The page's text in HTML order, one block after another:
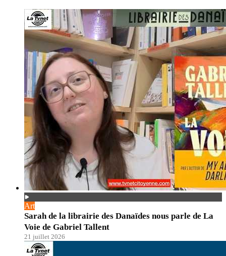
Art
Sarah de la librairie des Danaïdes nous parle de La
Voie de Gabriel Tallent
21 juillet 2026